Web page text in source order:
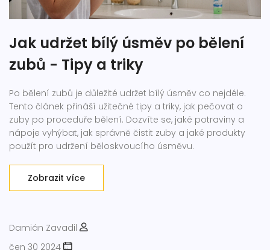
Jak udržet bílý úsměv po bělení
zubů - Tipy a triky
Po bělení zubů je důležité udržet bílý úsměv co nejdéle.
Tento článek přináší užitečné tipy a triky, jak pečovat o
zuby po proceduře bělení. Dozvíte se, jaké potraviny a
nápoje vyhýbat, jak správně čistit zuby a jaké produkty
použít pro udržení běloskvoucího úsměvu.
Zobrazit více
Damián Zavadil
čen 30 2024